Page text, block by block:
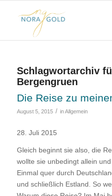
Schlagwortarchiv
Bergengruen
Die Reise zu
August 5, 2015 / inAllgemein
28. Juli 2015
Gleich beginnt sie also, die
wollte sie unbedingt allein
Einmal quer durch
und schließlich Estland. So